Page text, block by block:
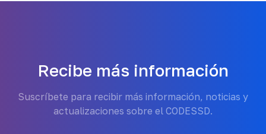
Recibe más información
Suscríbete para recibir más información, noticias y
actualizaciones sobre el CODESSD.